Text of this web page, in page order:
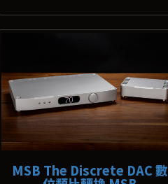
MSB The Discrete DAC 數